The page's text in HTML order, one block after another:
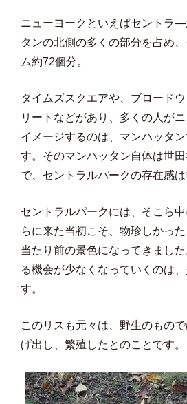
y
V
i
d
e
o
ニューヨークといえばセントラ
タンの北側の多くの部分を占め
ム約72個分。
タイムズスクエアや、ブロード
リートなどがあり、多くの人が
イメージするのは、マンハッタ
す。そのマンハッタン自体は世
で、セントラルパークの存在感は
セントラルパークには、そこら
らに来た当初こそ、物珍しかった
当たり前の景色になってきまし
る機会が少なくなっていくのは
す。
このリスも元々は、野生のもの
げ出し、繁殖したとのことです。